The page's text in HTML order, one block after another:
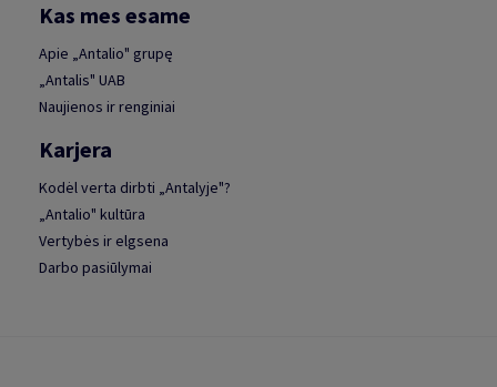
Kas mes esame
Apie „Antalio" grupę
„Antalis" UAB
Naujienos ir renginiai
Karjera
Kodėl verta dirbti „Antalyje"?
„Antalio" kultūra
Vertybės ir elgsena
Darbo pasiūlymai